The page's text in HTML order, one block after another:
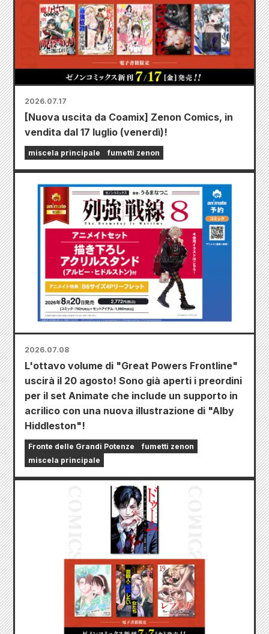
2026.07.17
[Nuova uscita da Coamix] Zenon Comics, in
vendita dal 17 luglio (venerdì)!
miscela principale fumetti zenon
2026.07.08
L'ottavo volume di "Great Powers Frontline"
uscirà il 20 agosto! Sono già aperti i preordini
per il set Animate che include un supporto in
acrilico con una nuova illustrazione di "Alby
Hiddleston"!
Fronte delle Grandi Potenze
fumetti zenon
miscela principale